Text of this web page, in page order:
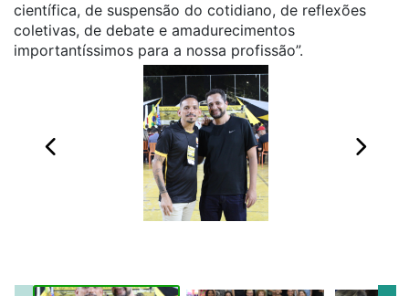
científica, de suspensão do cotidiano, de reflexões
coletivas, de debate e amadurecimentos
importantíssimos para a nossa profissão”.